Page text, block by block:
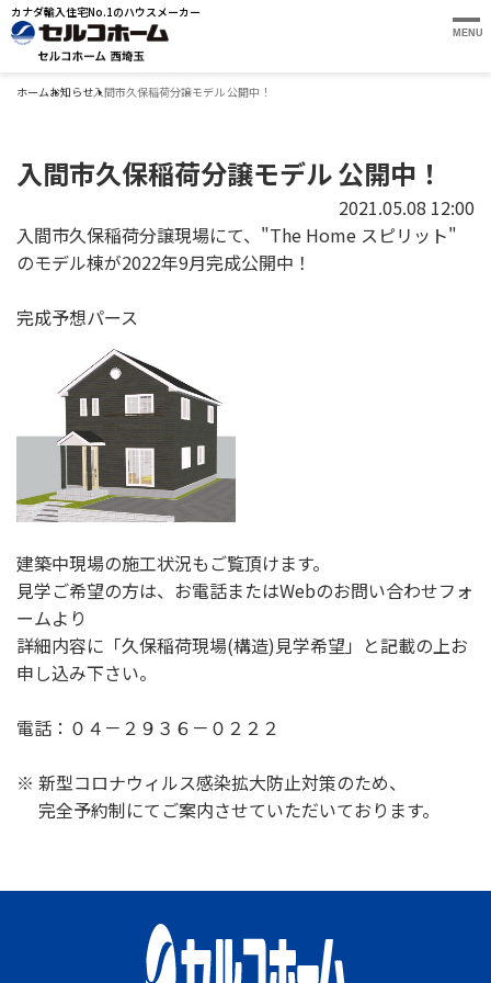
カナダ輸入住宅No.1のハウスメーカー
MENU
ホームお知らせ入間市久保稲荷分譲モデル 公開中！
入間市久保稲荷分譲モデル 公開中！
2021.05.08 12:00
入間市久保稲荷分譲現場にて、"The Home スピリット"
のモデル棟が2022年9月完成公開中！
完成予想パース
建築中現場の施工状況もご覧頂けます。
見学ご希望の方は、お電話またはWebのお問い合わせフォ
ームより
詳細内容に「久保稲荷現場(構造)見学希望」と記載の上お
申し込み下さい。
電話：０４－２９３６－０２２２
※ 新型コロナウィルス感染拡大防止対策のため、
完全予約制にてご案内させていただいております。